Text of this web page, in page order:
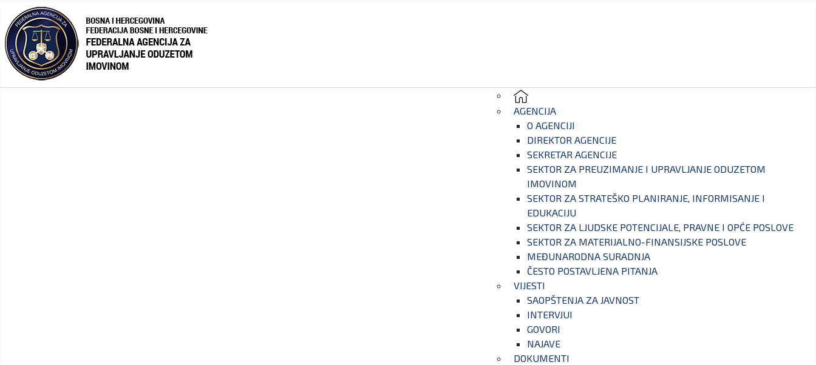
AGENCIJA
O AGENCIJI
DIREKTOR AGENCIJE
SEKRETAR AGENCIJE
SEKTOR ZA PREUZIMANJE I UPRAVLJANJE ODUZETOM
IMOVINOM
SEKTOR ZA STRATEŠKO PLANIRANJE, INFORMISANJE I
EDUKACIJU
SEKTOR ZA LJUDSKE POTENCIJALE, PRAVNE I OPĆE POSLOVE
SEKTOR ZA MATERIJALNO-FINANSIJSKE POSLOVE
MEĐUNARODNA SURADNJA
ČESTO POSTAVLJENA PITANJA
VIJESTI
SAOPŠTENJA ZA JAVNOST
INTERVJUI
GOVORI
NAJAVE
DOKUMENTI